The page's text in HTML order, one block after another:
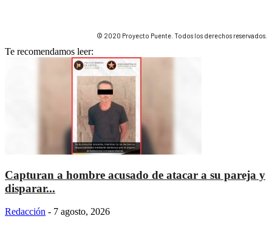
© 2020 Proyecto Puente. Todos los derechos reservados.
Te recomendamos leer:
Capturan a hombre acusado de atacar a su pareja y
disparar...
Redacción - 7 agosto, 2026